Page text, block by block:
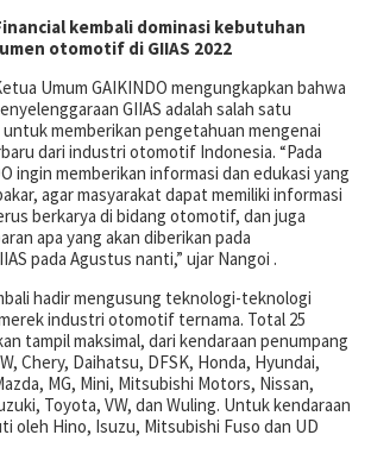
kembali dominasi kebutuhan
otomotif di GIIAS 2022
Umum GAIKINDO mengungkapkan bahwa
GIIAS adalah salah satu
untuk memberikan pengetahuan mengenai
dari industri otomotif Indonesia. “Pada
ingin memberikan informasi dan edukasi yang
agar masyarakat dapat memiliki informasi
berkarya di bidang otomotif, dan juga
apa yang akan diberikan pada
pada Agustus nanti,” ujar Nangoi .
hadir mengusung teknologi-teknologi
industri otomotif ternama. Total 25
tampil maksimal, dari kendaraan penumpang
Chery, Daihatsu, DFSK, Honda, Hyundai,
MG, Mini, Mitsubishi Motors, Nissan,
Toyota, VW, dan Wuling. Untuk kendaraan
oleh Hino, Isuzu, Mitsubishi Fuso dan UD